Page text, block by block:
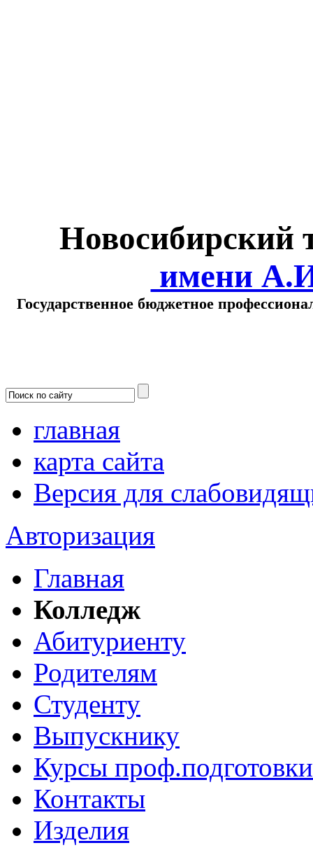
Новосибирский
имени
Государственное бюджетное
главная
карта сайта
Версия для
Авторизация
Главная
Колледж
Абитуриенту
Родителям
Студенту
Выпускнику
Курсы проф.подготовки
Контакты
Изделия